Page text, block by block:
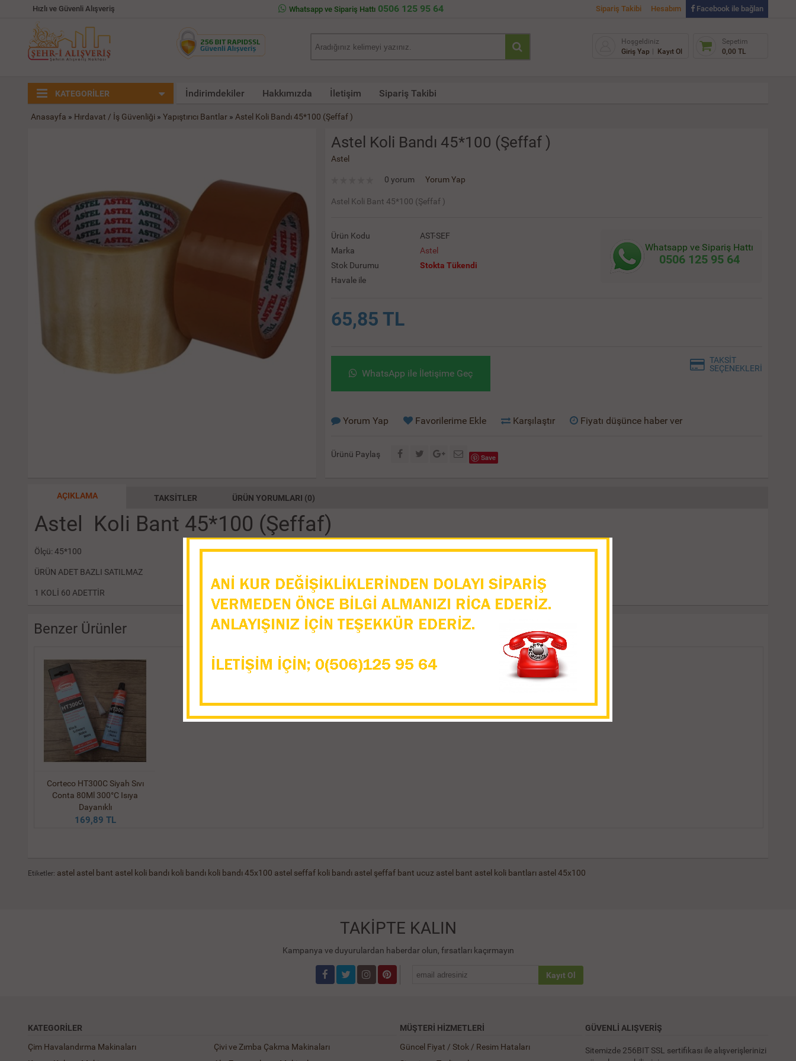
Hızlı ve Güvenli Alışveriş Whatsapp ve Sipariş Hattı 0506 125 95 64 Sipariş Takibi Hesabım Facebook ile bağlan
Sepetim
0,00 TL
Hoşgeldiniz
Giriş Yap
Kayıt Ol
KATEGORİLER İndirimdekiler Hakkımızda İletişim Sipariş Takibi
Anasayfa » Hırdavat / İş Güvenliği » Yapıştırıcı Bantlar » Astel Koli Bandı 45*100 (Şeffaf )
Astel Koli Bandı 45*100 (Şeffaf )
Astel
0 yorum Yorum Yap
Astel Koli Bant 45*100 (Şeffaf )
Ürün Kodu
AST-SEF
Marka
Astel
Stok Durumu
Stokta Tükendi
Havale ile
Whatsapp ve Sipariş Hattı
0506 125 95 64
65,85 TL
WhatsApp ile İletişime Geç
TAKSİT
SEÇENEKLERİ
Yorum Yap Favorilerime Ekle Karşılaştır Fiyatı düşünce haber ver
Ürünü Paylaş Save
AÇIKLAMA TAKSITLER ÜRÜN YORUMLARI (0)
Astel Koli Bant 45*100 (Şeffaf)
Ölçü: 45*100
ÜRÜN ADET BAZLI SATILMAZ
1 KOLİ 60 ADETTİR
Benzer Ürünler
Corteco HT300C Siyah Sıvı
Conta 80Ml 300°C Isıya
Dayanıklı
169,89 TL
Etiketler: astel astel bant astel koli bandı koli bandı koli bandı 45x100 astel seffaf koli bandı astel şeffaf bant ucuz astel bant astel koli bantları astel 45x100
TAKİPTE KALIN
Kampanya ve duyurulardan haberdar olun, fırsatları kaçırmayın
Kayıt Ol
KATEGORILER
Çim Havalandırma Makinaları
Çivi ve Zımba Çakma Makinaları
MÜŞTERI HIZMETLERI
Güncel Fiyat / Stok / Resim Hataları
GÜVENLİ ALIŞVERİŞ
Sitemizde 256BIT SSL sertifikası ile alışverişlerinizi